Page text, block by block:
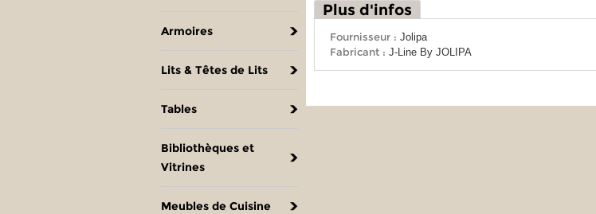
Armoires
Lits & Têtes de Lits
Tables
Bibliothèques et
Vitrines
Meubles de Cuisine
Plus d'infos
Fournisseur : Jolipa
Fabricant : J-Line By JOLIPA